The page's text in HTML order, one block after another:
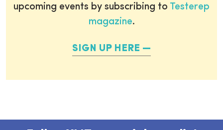
upcoming events by subscribing to Testerep
magazine.
SIGN UP HERE